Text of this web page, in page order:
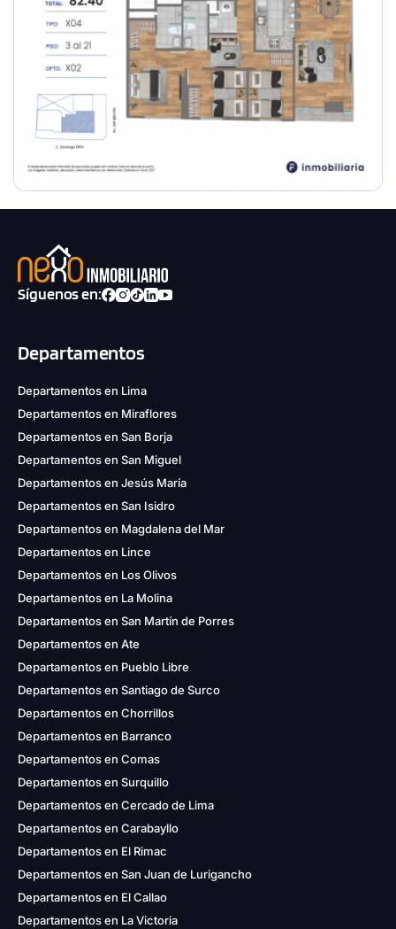
Síguenos en:
Departamentos
Departamentos en Lima
Departamentos en Miraflores
Departamentos en San Borja
Departamentos en San Miguel
Departamentos en Jesús María
Departamentos en San Isidro
Departamentos en Magdalena del Mar
Departamentos en Lince
Departamentos en Los Olivos
Departamentos en La Molina
Departamentos en San Martín de Porres
Departamentos en Ate
Departamentos en Pueblo Libre
Departamentos en Santiago de Surco
Departamentos en Chorrillos
Departamentos en Barranco
Departamentos en Comas
Departamentos en Surquillo
Departamentos en Cercado de Lima
Departamentos en Carabayllo
Departamentos en El Rimac
Departamentos en San Juan de Lurigancho
Departamentos en El Callao
Departamentos en La Victoria